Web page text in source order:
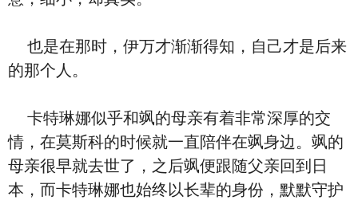
也是在那时，伊万才渐渐得知，自己才是后来
的那个人。
卡特琳娜似乎和飒的母亲有着非常深厚的交
情，在莫斯科的时候就一直陪伴在飒身边。飒的
母亲很早就去世了，之后飒便跟随父亲回到日
本，而卡特琳娜也始终以长辈的身份，默默守护